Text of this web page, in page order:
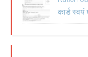
कार्ड स्वयं